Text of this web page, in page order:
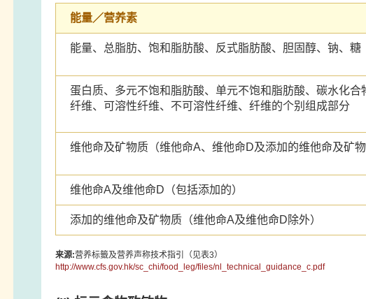
能量／营养素
能量、总脂肪、饱和脂肪酸、反式脂肪酸、胆固醇、钠、糖
蛋白质、多元不饱和脂肪酸、单元不饱和脂肪酸、碳水化合
纤维、可溶性纤维、不可溶性纤维、纤维的个别组成部分
维他命及矿物质（维他命A、维他命D及添加的维他命及矿物
维他命A及维他命D（包括添加的）
添加的维他命及矿物质（维他命A及维他命D除外）
来源:营养标籤及营养声称技术指引（见表3）
http://www.cfs.gov.hk/sc_chi/food_leg/files/nl_technical_guidance_c.pdf